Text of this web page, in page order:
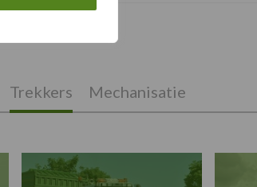
Trekkers Mechanisatie